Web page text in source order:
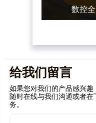
数控
给我们留言
如果您对我们的产品感兴
随时在线与我们沟通或者
务。